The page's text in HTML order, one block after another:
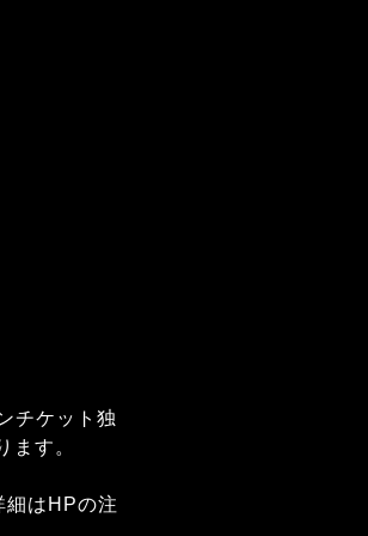
チケット独
す。
細はHPの注